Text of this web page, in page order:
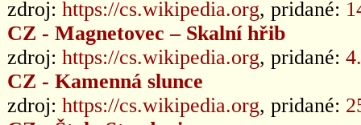
zdroj: https://cs.wikipedia.org, pridané:
CZ - Magnetovec – Skalní hřib
zdroj: https://cs.wikipedia.org, pridané:
CZ - Kamenná slunce
zdroj: https://cs.wikipedia.org, pridané: